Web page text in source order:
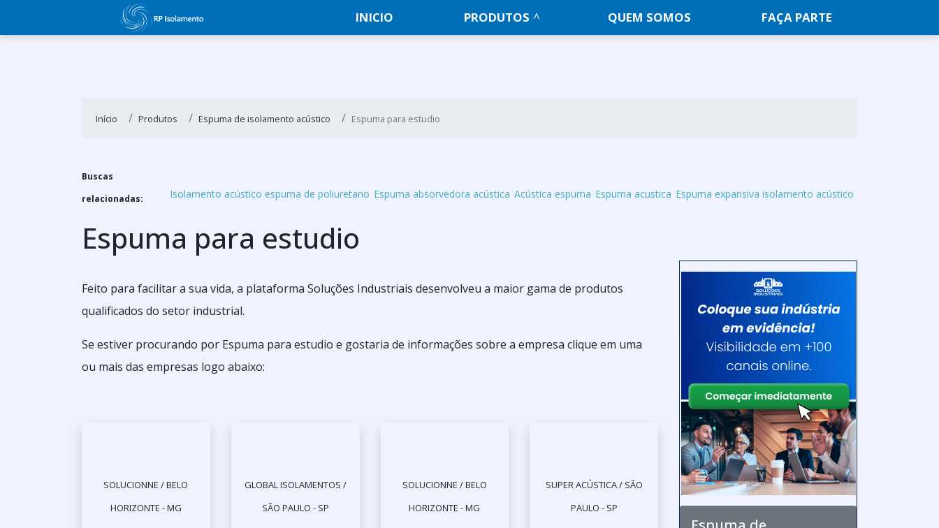
INICIO PRODUTOS QUEM SOMOS FAÇA PARTE
Início Produtos Espuma de isolamento acústico Espuma para estudio
Buscas
relacionadas:
Isolamento acústico espuma de poliuretano Espuma absorvedora acústica Acústica espuma Espuma acustica Espuma expansiva isolamento acústico
Espuma para estudio
Feito para facilitar a sua vida, a plataforma Soluções Industriais desenvolveu a maior gama de produtos
qualificados do setor industrial.
Se estiver procurando por Espuma para estudio e gostaria de informações sobre a empresa clique em uma
ou mais das empresas logo abaixo:
SOLUCIONNE / BELO
HORIZONTE - MG
GLOBAL ISOLAMENTOS /
SÃO PAULO - SP
SOLUCIONNE / BELO
HORIZONTE - MG
SUPER ACÚSTICA / SÃO
PAULO - SP